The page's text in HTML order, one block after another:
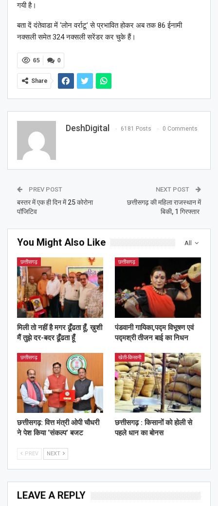
गयी है।
बता दें दंतेवाडा में ‘लोन वर्राटू’ से प्रभावित होकर अब तक 86 ईनामी
नक्सली समेत 324 नक्सली सरेंडर कर चुके हैं।
0
65
Share
DeshDigital 6181 Posts 0 Comments
PREV POST
बस्तर में एक ही दिन में 25 कोरोना
पॉजिटिव
NEXT POST
छत्तीसगढ़ की महिला राजस्थान में
बिकी, 1 गिरफ्तार
All
You Might Also Like
छत्तीसगढ़
मिली तो नहीं है मगर ढूँढता हूँ, ख़ुशी
मैं तुझे दर-बदर ढूँढता हूँ
छत्तीसगढ़
पंडवानी गायिका,पद्म विभूषण एवं
पद्मश्री तीजन बाई का निधन
छत्तीसगढ़
छत्तीसगढ़: वित्त मंत्री ओपी चौधरी
ने पेश किया ‘संकल्प’ बजट
खेती-किसानी
छत्तीसगढ़ : किसानों को होली से
पहले धान का बोनस
PREV NEXT
LEAVE A REPLY